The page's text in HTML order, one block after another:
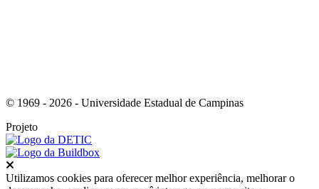
© 1969 - 2026 - Universidade Estadual de Campinas
Projeto
Utilizamos cookies para oferecer melhor experiência, melhorar o